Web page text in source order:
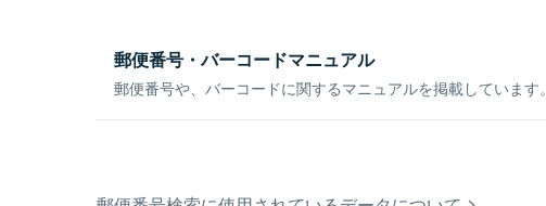
郵便番号・バーコードマニュアル
郵便番号や、バーコードに関するマニュアルを掲載しています。